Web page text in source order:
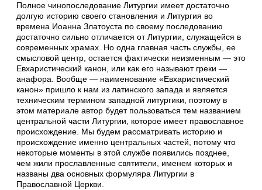
Полное чинопоследование Литургии имеет достаточно
долгую историю своего становления и Литургия во
времена Иоанна Златоуста по своему последованию
достаточно сильно отличается от Литургии, служащейся в
современных храмах. Но одна главная часть службы, ее
смысловой центр, остается фактически неизменным — это
Евхаристический канон, или как его называют греки —
анафора. Вообще — наименование «Евхаристический
канон» пришло к нам из латинского запада и является
техническим термином западной литургики, поэтому в
этом материале автор будет пользоваться тем названием
центральной части Литургии, которое имеет православное
происхождение. Мы будем рассматривать историю и
происхождение именно центральных частей, потому что
некоторые моменты в этой службе появились позднее,
чем жили прославленные святители, именем которых и
названы два основных формуляра Литургии в
Православной Церкви.